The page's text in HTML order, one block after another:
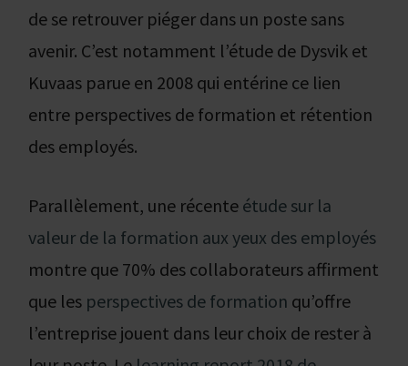
de se retrouver piéger dans un poste sans
avenir. C’est notamment l’étude de Dysvik et
Kuvaas parue en 2008 qui entérine ce lien
entre perspectives de formation et rétention
des employés.
Parallèlement, une récente étude sur la
valeur de la formation aux yeux des employés
montre que 70% des collaborateurs affirment
que les perspectives de formation qu’offre
l’entreprise jouent dans leur choix de rester à